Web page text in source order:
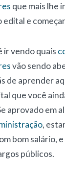
que mais lhe
edital e
ir vendo quais
vão sendo
de aprender
que você
aprovado em
,
bom salário,
públicos.